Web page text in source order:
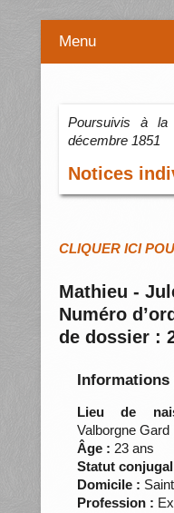
Menu
Poursuivis à
décembre 1851
Notices
CLIQUER ICI
Mathieu -
Numéro
de dossier :
Informations
Lieu de
Valborgne Gard
Âge : 23 ans
Statut
Domicile :
Profession :